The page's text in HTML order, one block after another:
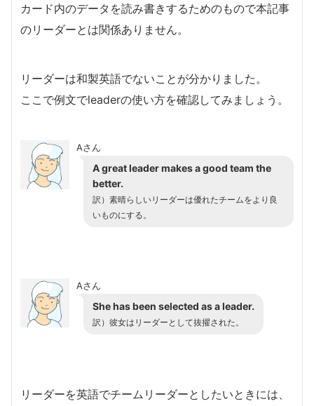
カード内のデータを読み書きするためのもので本記事
のリーダーとは関係ありません。
リーダーは和製英語でないことが分かりました。
ここで例文でleaderの使い方を確認してみましょう。
Aさん
A great leader makes a good team the
better.
訳）素晴らしいリーダーは優れたチームをより良
いものにする。
Aさん
She has been selected as a leader.
訳）彼女はリーダーとして抜擢された。
リーダーを英語でチームリーダーとしたいときには、